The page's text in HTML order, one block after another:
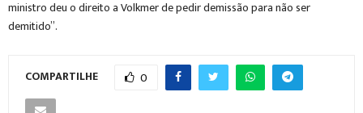
ministro deu o direito a Volkmer de pedir demissão para não ser
demitido”.
COMPARTILHE 0